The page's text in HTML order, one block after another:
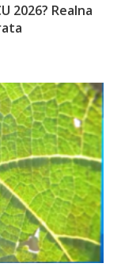
2026? Realna